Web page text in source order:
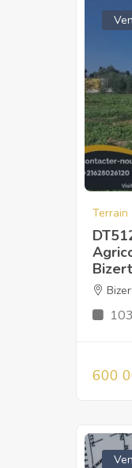
Terrain
600